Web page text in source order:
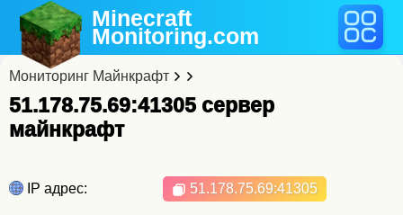
Minecraft
Monitoring.com
Мониторинг Майнкрафт
51.178.75.69:41305 cервер
майнкрафт
IP адрес: 51.178.75.69:41305